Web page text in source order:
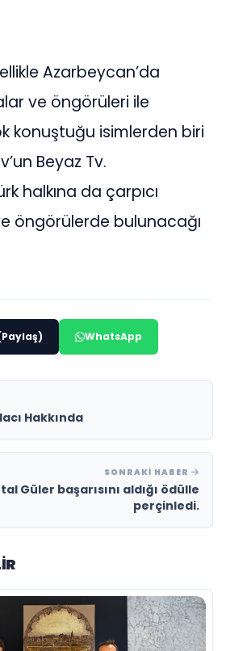
Azarbeycan’da
ve öngörüleri ile
konuştuğu isimlerden biri
Beyaz Tv.
halkına da çarpıcı
öngörülerde bulunacağı
WhatsApp
Hakkında
SONRAKI HABER
Güler başarısını aldığı ödülle
perçinledi.